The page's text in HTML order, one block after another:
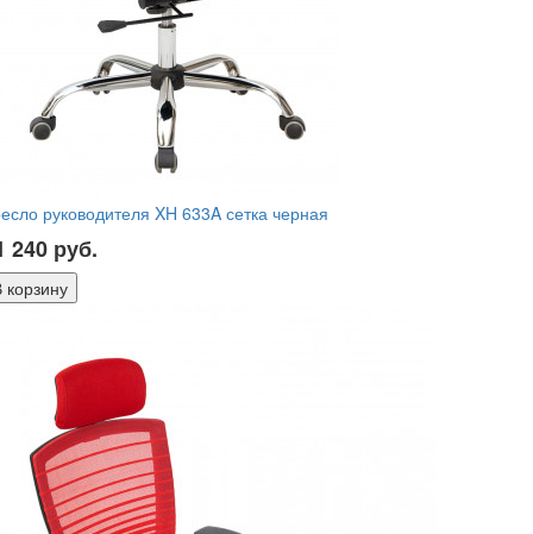
руководителя XH 633A сетка черная
240 руб.